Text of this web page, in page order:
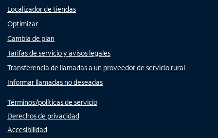
Localizador de tiendas
Optimizar
Cambia de plan
Tarifas de servicio y avisos legales
Transferencia de llamadas a un proveedor de servicio rural
Informar llamadas no deseadas
Términos/políticas de servicio
Derechos de privacidad
Accesibilidad